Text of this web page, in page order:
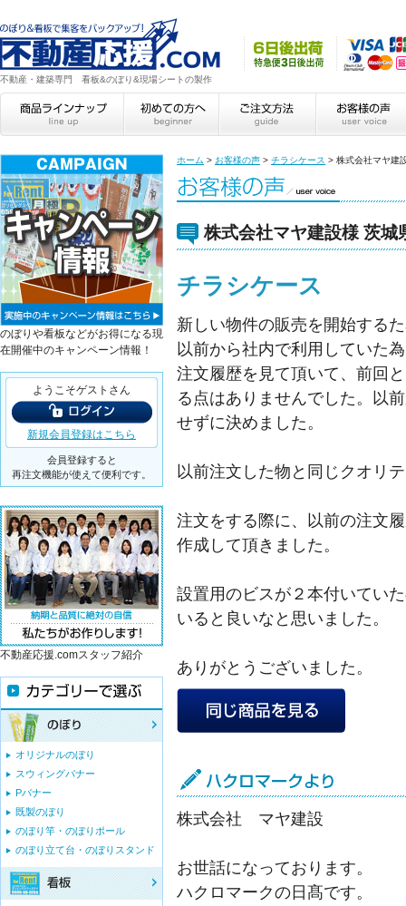
不動産・建築専門 看板&のぼり&現場シートの製作
ホーム > お客様の声 > チラシケース > 株式会社マヤ建
株式会社マヤ建設様 茨城
チラシケース
新しい物件の販売を開始する
以前から社内で利用していた
注文履歴を見て頂いて、前回
る点はありませんでした。以
せずに決めました。
以前注文した物と同じクオリ
注文をする際に、以前の注文
作成して頂きました。
設置用のビスが２本付いてい
いると良いなと思いました。
ありがとうございました。
株式会社 マヤ建設
お世話になっております。
ハクロマークの日髙です。
のぼりや看板などがお得になる現
在開催中のキャンペーン情報！
ようこそゲストさん
新規会員登録はこちら
会員登録すると
再注文機能が使えて便利です。
不動産応援.comスタッフ紹介
オリジナルのぼり
スウィングバナー
Pバナー
既製のぼり
のぼり竿・のぼりポール
のぼり立て台・のぼりスタンド